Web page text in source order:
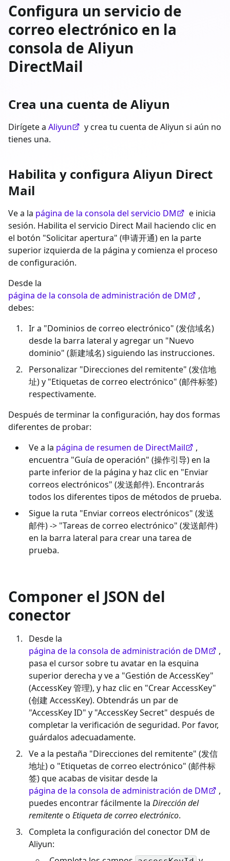
Configura un servicio de
correo electrónico en la
consola de Aliyun
DirectMail
Crea una cuenta de Aliyun
Dirígete a Aliyun
y crea tu cuenta de Aliyun si aún no
tienes una.
Habilita y configura Aliyun Direct
Mail
Ve a la página de la consola del servicio DM
e inicia
sesión. Habilita el servicio Direct Mail haciendo clic en
el botón "Solicitar apertura" (申请开通) en la parte
superior izquierda de la página y comienza el proceso
de configuración.
Desde la
página de la consola de administración de DM
,
debes:
Ir a "Dominios de correo electrónico" (发信域名)
desde la barra lateral y agregar un "Nuevo
dominio" (新建域名) siguiendo las instrucciones.
Personalizar "Direcciones del remitente" (发信地
址) y "Etiquetas de correo electrónico" (邮件标签)
respectivamente.
Después de terminar la configuración, hay dos formas
diferentes de probar:
Ve a la página de resumen de DirectMail
,
encuentra "Guía de operación" (操作引导) en la
parte inferior de la página y haz clic en "Enviar
correos electrónicos" (发送邮件). Encontrarás
todos los diferentes tipos de métodos de prueba.
Sigue la ruta "Enviar correos electrónicos" (发送
邮件) -> "Tareas de correo electrónico" (发送邮件)
en la barra lateral para crear una tarea de
prueba.
Componer el JSON del
conector
Desde la
página de la consola de administración de DM
,
pasa el cursor sobre tu avatar en la esquina
superior derecha y ve a "Gestión de AccessKey"
(AccessKey 管理), y haz clic en "Crear AccessKey"
(创建 AccessKey). Obtendrás un par de
"AccessKey ID" y "AccessKey Secret" después de
completar la verificación de seguridad. Por favor,
guárdalos adecuadamente.
Ve a la pestaña "Direcciones del remitente" (发信
地址) o "Etiquetas de correo electrónico" (邮件标
签) que acabas de visitar desde la
página de la consola de administración de DM
,
puedes encontrar fácilmente la Dirección del
remitenteo Etiqueta de correo electrónico.
Completa la configuración del conector DM de
Aliyun: